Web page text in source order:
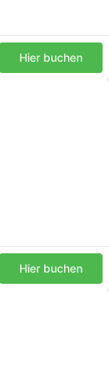
Hier buchen
Hier buchen